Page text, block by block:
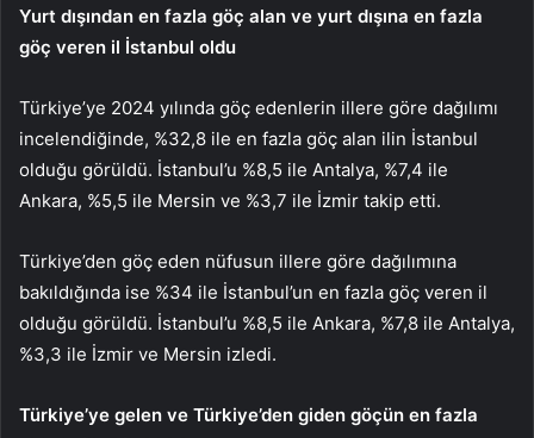
Yurt dışından en fazla göç alan ve yurt dışına en fazla
göç veren il İstanbul oldu
Türkiye’ye 2024 yılında göç edenlerin illere göre dağılımı
incelendiğinde, %32,8 ile en fazla göç alan ilin İstanbul
olduğu görüldü. İstanbul’u %8,5 ile Antalya, %7,4 ile
Ankara, %5,5 ile Mersin ve %3,7 ile İzmir takip etti.
Türkiye’den göç eden nüfusun illere göre dağılımına
bakıldığında ise %34 ile İstanbul’un en fazla göç veren il
olduğu görüldü. İstanbul’u %8,5 ile Ankara, %7,8 ile Antalya,
%3,3 ile İzmir ve Mersin izledi.
Türkiye’ye gelen ve Türkiye’den giden göçün en fazla